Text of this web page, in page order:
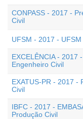
CONPASS - 2017 -
Civil
UFSM - 2017 -
EXCELÊNCIA - 2017
Engenheiro Civil
EXATUS-PR - 2017 -
Civil
IBFC - 2017 -
Produção Civil